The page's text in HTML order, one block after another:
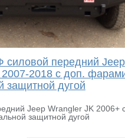
передний Jeep
2018 с доп.
защитной дугой
Jeep Wrangler JK 2006+ с
защитной дугой